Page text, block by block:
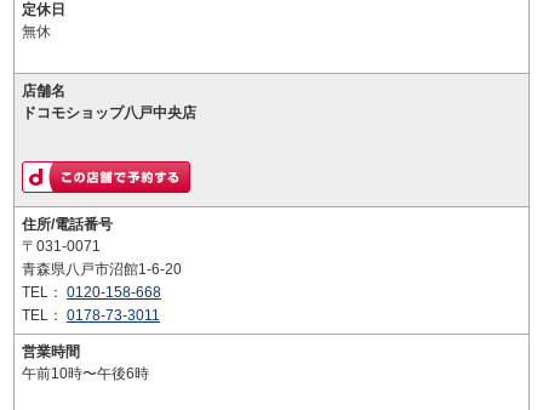
定休日
無休
店舗名
ドコモショップ八戸中央店
住所/電話番号
〒031-0071
青森県八戸市沼館1-6-20
TEL： 0120-158-668
TEL： 0178-73-3011
営業時間
午前10時〜午後6時